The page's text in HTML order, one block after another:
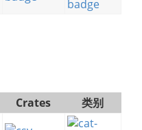
Crates 类别